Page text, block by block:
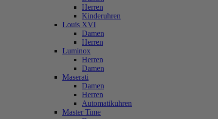
Herren
Kinderuhren
Louis XVI
Damen
Herren
Luminox
Herren
Damen
Maserati
Damen
Herren
Automatikuhren
Master Time